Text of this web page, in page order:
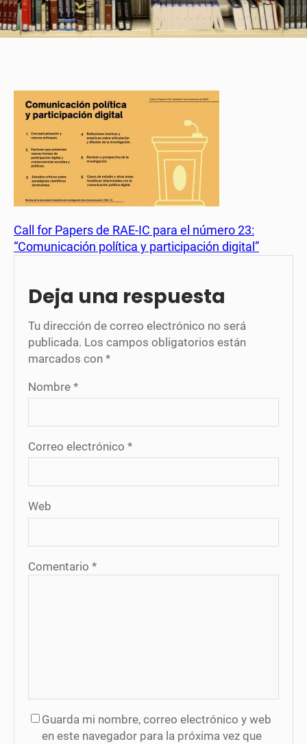
Call for Papers de RAE-IC para el número 23:
“Comunicación política y participación digital”
Deja una respuesta
Tu dirección de correo electrónico no será
publicada. Los campos obligatorios están
marcados con *
Nombre *
Correo electrónico *
Web
Comentario *
Guarda mi nombre, correo electrónico y web
en este navegador para la próxima vez que